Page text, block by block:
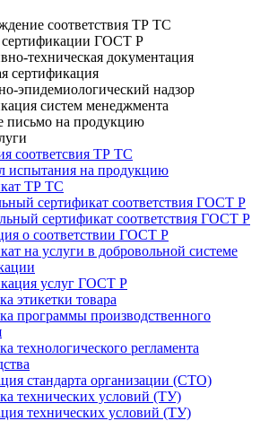
соответствия ТР ТС
сертификации ГОСТ Р
техническая документация
сертификация
эпидемиологический надзор
систем менеджмента
письмо на продукцию
соответсвия ТР ТС
испытания на продукцию
ТР ТС
сертификат соответствия ГОСТ Р
сертификат соответствия ГОСТ Р
о соответствии ГОСТ Р
на услуги в добровольной системе
услуг ГОСТ Р
этикетки товара
программы производственного
технологического регламента
стандарта организации (СТО)
технических условий (ТУ)
технических условий (ТУ)